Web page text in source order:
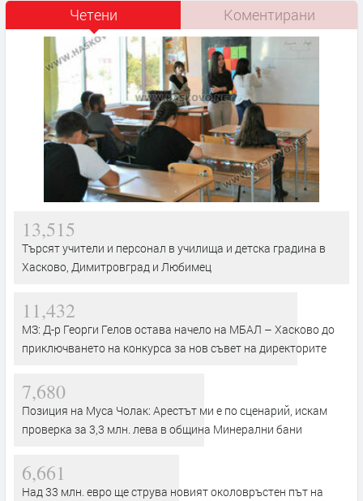
Четени Коментирани
13,515
Търсят учители и персонал в училища и детска градина в
Хасково, Димитровград и Любимец
11,432
МЗ: Д-р Георги Гелов остава начело на МБАЛ – Хасково до
приключването на конкурса за нов съвет на директорите
7,680
Позиция на Муса Чолак: Арестът ми е по сценарий, искам
проверка за 3,3 млн. лева в община Минерални бани
6,661
Над 33 млн. евро ще струва новият околовръстен път на